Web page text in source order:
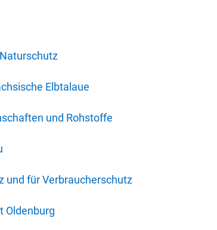
Elbtalaue
und Rohstoffe
und für Verbraucherschutz
Oldenburg